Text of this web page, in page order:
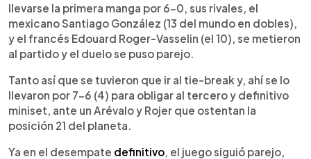
llevarse la primera manga por 6-0, sus rivales, el
mexicano Santiago González (13 del mundo en dobles),
y el francés Edouard Roger-Vasselin (el 10), se metieron
al partido y el duelo se puso parejo.
Tanto así que se tuvieron que ir al tie-break y, ahí se lo
llevaron por 7-6 (4) para obligar al tercero y definitivo
miniset, ante un Arévalo y Rojer que ostentan la
posición 21 del planeta.
Ya en el desempate definitivo , el juego siguió parejo,